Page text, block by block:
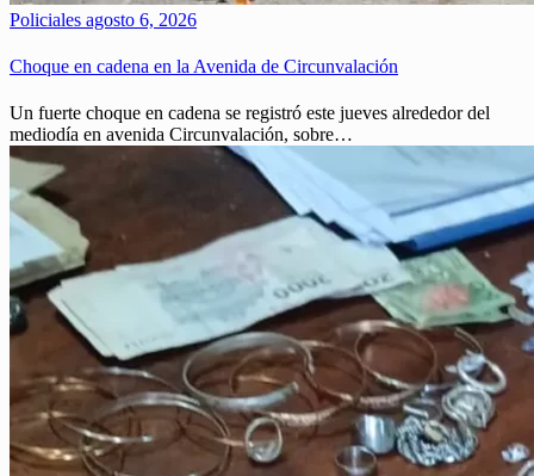
Policiales agosto 6, 2026
Choque en cadena en la Avenida de Circunvalación
Un fuerte choque en cadena se registró este jueves alrededor del
mediodía en avenida Circunvalación, sobre…